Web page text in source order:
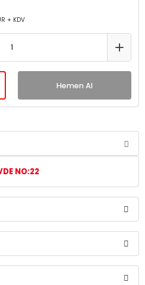
+ KDV
Hemen Al
NO:22
siz yapın!